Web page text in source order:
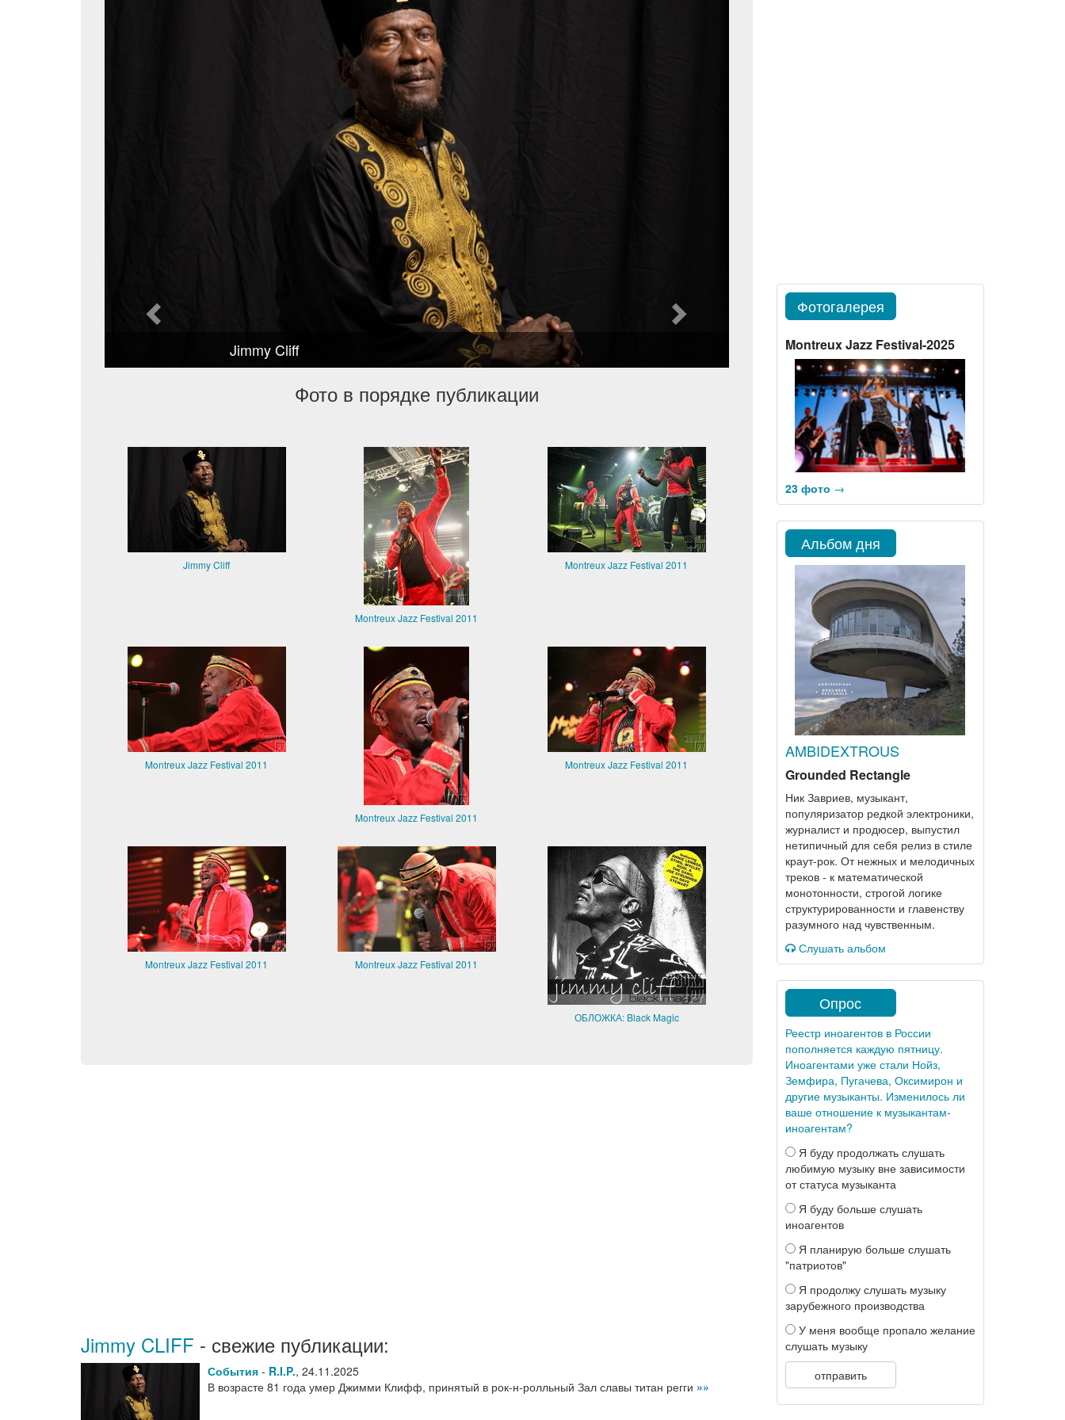
Jimmy Cliff
Фото в порядке публикации
Jimmy Cliff
Montreux Jazz Festival 2011
Montreux Jazz Festival 2011
Montreux Jazz Festival 2011
Montreux Jazz Festival 2011
Montreux Jazz Festival 2011
Montreux Jazz Festival 2011 Montreux Jazz Festival 2011
ОБЛОЖКА: Black Magic
Jimmy CLIFF - свежие публикации:
События - R.I.P., 24.11.2025
В возрасте 81 года умер Джимми Клифф, принятый в рок-н-ролльный Зал славы титан регги »»
Фотогалерея
Montreux Jazz Festival-2025
23 фото →
Альбом дня
AMBIDEXTROUS
Grounded Rectangle
Ник Завриев, музыкант,
популяризатор редкой электроники,
журналист и продюсер, выпустил
нетипичный для себя релиз в стиле
краут-рок. От нежных и мелодичных
треков - к математической
монотонности, строгой логике
структурированности и главенству
разумного над чувственным.
Слушать альбом
Опрос
Реестр иноагентов в России
пополняется каждую пятницу.
Иноагентами уже стали Нойз,
Земфира, Пугачева, Оксимирон и
другие музыканты. Изменилось ли
ваше отношение к музыкантам-
иноагентам?
Я буду продолжать слушать
любимую музыку вне зависимости
от статуса музыканта
Я буду больше слушать
иноагентов
Я планирую больше слушать
"патриотов"
Я продолжу слушать музыку
зарубежного производства
У меня вообще пропало желание
слушать музыку
отправить